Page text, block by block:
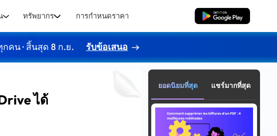
ทรัพยากร การกำหนดราคา ดาวน์โหลดฟรี
คน · สิ้นสุด 8 ก.ย. รับข้อเสนอ
ได้
ยอดนิยมที่สุด แชร์มากที่สุด